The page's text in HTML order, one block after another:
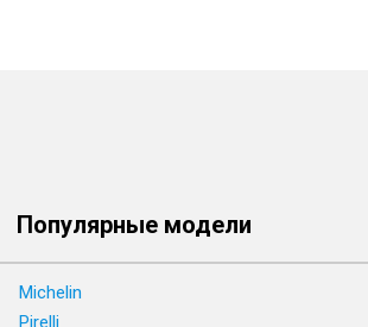
Популярные модели
Michelin
Pirelli